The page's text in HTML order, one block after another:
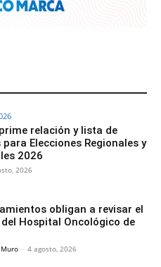
relación y lista de
Elecciones Regionales y
2026
2026
obligan a revisar el
Hospital Oncológico de
- 4 agosto, 2026